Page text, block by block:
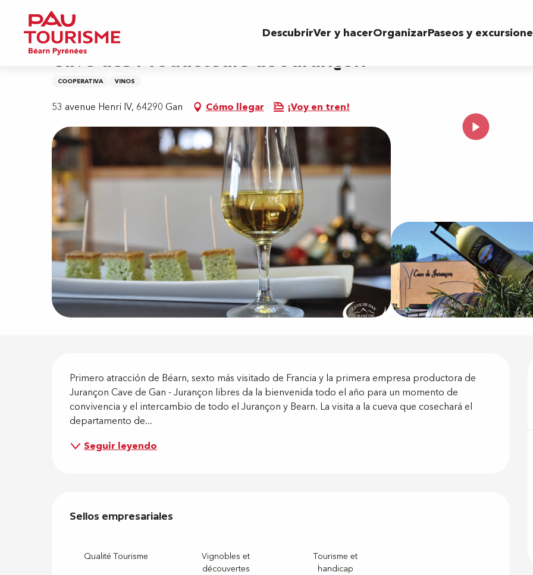
contenu
principal
DescubrirVer y hacerOrganizarPaseos y
Inicio
Cave des Producteurs de Jurançon
COOPERATIVA VINOS
53 avenue Henri IV, 64290 Gan Cómo llegar ¡Voy en tren!
Descripción
Primero atracción de Béarn, sexto más visitado de Francia y la primera empresa productora de
Jurançon Cave de Gan - Jurançon libres da la bienvenida todo el año para un momento de
convivencia y el intercambio de todo el Jurançon y Bearn. La visita a la cueva que cosechará el
departamento de...
Seguir leyendo
Oferta de
Sellos empresariales
Sellos empresariales
Qualité Tourisme
Vignobles et
découvertes
Tourisme et
handicap